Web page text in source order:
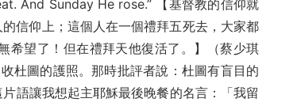
And Sunday He rose.” 【基督教的信仰就
信仰上；這個人在一個禮拜五死去，大家都
希望了！但在禮拜天他復活了。】（蔡少琪
杜圖的護照。那時批評者說：杜圖有盲目的
語讓我想起主耶穌最後晚餐的名言：「我留